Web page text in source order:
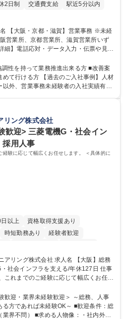
2日制 交通費支給
駅近5分以内
細】電話応対・データ入力・伝票や見積
営業所内で発生する事務業務や業務改
能です。業務システムがきちんと構築さ
れることができる環境です。また、
業事務 ※未経験可
性を持って業務推進出来る方 ■改善案
て行ける方 【過去のご入社事例】人材
外、営業事務未経験者の入社実績有
、能動的なサポート、改善の動きも期
トとして、チームに貢献し、結果的に
ができます。平均19:30の退勤以降の業
リハリのある働き方となります。 学
大 語学力： 資格：
リング株式会社
歓迎> 三菱電機G・社会イン
採用人事
験に応じて幅広くお任せします。 ＜具体的に
以上
資格取得支援あり
時短勤務あり
経験者歓迎
装自由 寮・社宅あり 食事補助あり
会社 求人名 【大阪】総務
会インフラを支える/年休127日 仕事
これまでのご経験に応じて幅広くお任せ
など ※基本的には事務所勤務ですが、
西圏以外への日帰り・宿泊を伴う国内
ちつつ、お互いに助け合いながら、総
歓迎・業界未経験歓迎＞ ～総務、人事
方であれば未経験OK～ ■歓迎条件：総
物像：・社内外の